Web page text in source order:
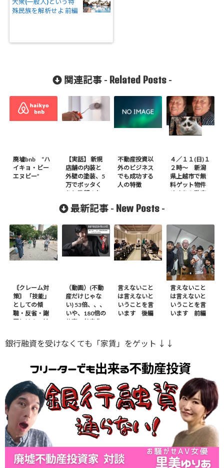
殊民族を解析せよ 前編
関連記事 - Related Posts-
廃墟bnb “ハ
イキョ・ビー
エヌビー”
【実話】 新規
店舗の内装と
外壁の塗装、5
万でボッタく
りと激怒され
不動産投資以
外のビジネス
でも成功する
人の特徴
４／１１(日)１
２時～ 新潟
県上越市で無
料ゲット物件
めぐり＆激安
ッション付
き）
最新記事 - New Posts -
〘クレーム対
策〙 「技能」
としての傾
聴・反省・謝
罪とは？ – 前
（動画）(不動
産だけじゃな
い) 53倍、、、
いや、180倍の
仕事の効率化
言えないこと
は言えないと
いうことを言
います 後編
言えないこと
は言えないと
いうことを言
います 前編
銀行融資を受けなくても「家賃」をゲット ↓↓